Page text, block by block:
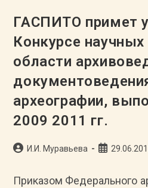
Г.Р.
ГАСПИТО примет
Конкурсе научных
области
археографии,
2009 2011 гг.
АвторИ.И. Муравьева
Запись
Приказом Федерального